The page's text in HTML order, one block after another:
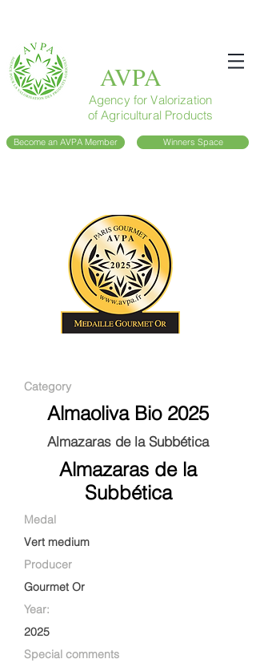
AVPA
Agency for Valorization
of Agricultural Products
Become an AVPA Member Winners Space
Category
Almaoliva Bio 2025
Almazaras de la Subbética
Almazaras de la
Subbética
Medal
Vert medium
Producer
Gourmet Or
Year:
2025
Special comments